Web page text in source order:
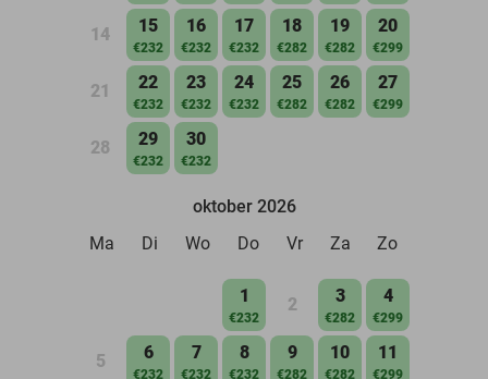
14 15
€232
16
€232
17
€232
18
€282
19
€282
20
€299
21 22
€232
23
€232
24
€232
25
€282
26
€282
27
€299
28 29
€232
30
€232
oktober 2026
Ma
Di Wo Do Vr Za Zo
1
€232
2 3
€282
4
€299
5 6
€232
7
€232
8
€232
9
€282
10
€282
11
€299